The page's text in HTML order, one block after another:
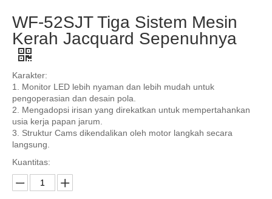
WF-52SJT Tiga Sistem Mesin
Kerah Jacquard Sepenuhnya
Karakter:
1. Monitor LED lebih nyaman dan lebih mudah untuk
pengoperasian dan desain pola.
2. Mengadopsi irisan yang direkatkan untuk mempertahankan
usia kerja papan jarum.
3. Struktur Cams dikendalikan oleh motor langkah secara
langsung.
Kuantitas: